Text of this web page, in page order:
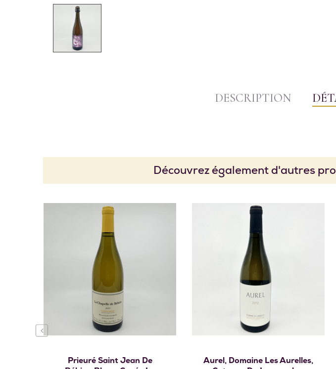
DESCRIPTION
Découvrez également d'autres
Prieuré Saint Jean De
Aurel, Domaine Les Aurelles,